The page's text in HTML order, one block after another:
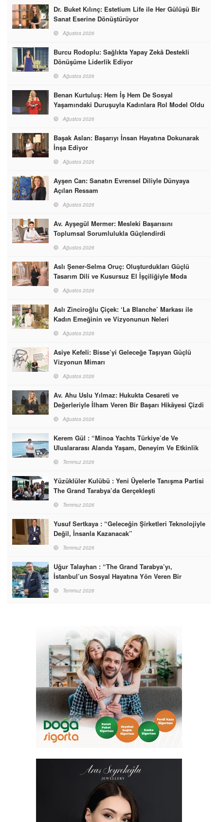
Dr. Buket Kılınç: Estetium Life ile Her Gülüşü Bir
Sanat Eserine Dönüştürüyor
Ağustos 2026
Burcu Rodoplu: Sağlıkta Yapay Zekâ Destekli
Dönüşüme Liderlik Ediyor
Ağustos 2026
Benan Kurtuluş: Hem İş Hem De Sosyal
Yaşamındaki Duruşuyla Kadınlara Rol Model Oldu
Ağustos 2026
Başak Aslan: Başarıyı İnsan Hayatına Dokunarak
İnşa Ediyor
Ağustos 2026
Ayşen Can: Sanatın Evrensel Diliyle Dünyaya
Açılan Ressam
Ağustos 2026
Av. Ayşegül Mermer: Mesleki Başarısını
Toplumsal Sorumlulukla Güçlendirdi
Ağustos 2026
Aslı Şener-Selma Oruç: Oluşturdukları Güçlü
Tasarım Dili ve Kusursuz El İşçiliğiyle Moda
Dünyasına İmzalarını Attılar
Ağustos 2026
Aslı Zinciroğlu Çiçek: ‘La Blanche’ Markası ile
Kadın Emeğinin ve Vizyonunun Neleri
Başarabileceğinin En Güzel Örneğini Sunuyor
Ağustos 2026
Asiye Kefeli: Bisse’yi Geleceğe Taşıyan Güçlü
Vizyonun Mimarı
Ağustos 2026
Av. Ahu Uslu Yılmaz: Hukukta Cesareti ve
Değerleriyle İlham Veren Bir Başarı Hikâyesi Çizdi
Ağustos 2026
Kerem Gül : “Minoa Yachts Türkiye’de Ve
Uluslararası Alanda Yaşam, Deneyim Ve Etkinlik
Markası Olacak”
Temmuz 2026
Yüzüklüler Kulübü : Yeni Üyelerle Tanışma Partisi
The Grand Tarabya’da Gerçekleşti
Temmuz 2026
Yusuf Sertkaya : “Geleceğin Şirketleri Teknolojiyle
Değil, İnsanla Kazanacak”
Temmuz 2026
Uğur Talayhan : “The Grand Tarabya’yı,
İstanbul’un Sosyal Hayatına Yön Veren Bir
Destinasyon Haline Getirmeyi Hedefliyorum”
Temmuz 2026